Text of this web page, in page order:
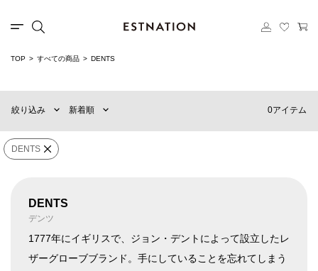
TOP すべての商品 DENTS
DENTS
DENTS
デンツ
1777年にイギリスで、ジョン・デントによって設立したレ
ザーグローブブランド。手にしていることを忘れてしまう
絞り込み 新着順 0アイテム
販売タイプ
新着順
おすすめ順
価格の高い順
60件
90件